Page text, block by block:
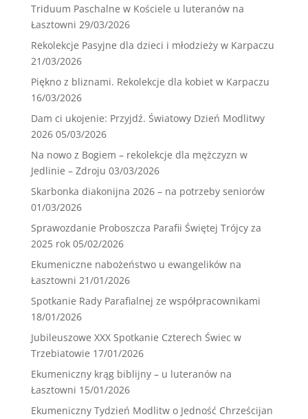
Triduum Paschalne w Kościele u luteranów na
Łasztowni 29/03/2026
Rekolekcje Pasyjne dla dzieci i młodzieży w Karpaczu
21/03/2026
Piękno z bliznami. Rekolekcje dla kobiet w Karpaczu
16/03/2026
Dam ci ukojenie: Przyjdź. Światowy Dzień Modlitwy
2026 05/03/2026
Na nowo z Bogiem – rekolekcje dla mężczyzn w
Jedlinie – Zdroju 03/03/2026
Skarbonka diakonijna 2026 – na potrzeby seniorów
01/03/2026
Sprawozdanie Proboszcza Parafii Świętej Trójcy za
2025 rok 05/02/2026
Ekumeniczne nabożeństwo u ewangelików na
Łasztowni 21/01/2026
Spotkanie Rady Parafialnej ze współpracownikami
18/01/2026
Jubileuszowe XXX Spotkanie Czterech Świec w
Trzebiatowie 17/01/2026
Ekumeniczny krąg biblijny – u luteranów na
Łasztowni 15/01/2026
Ekumeniczny Tydzień Modlitw o Jedność Chrześcijan